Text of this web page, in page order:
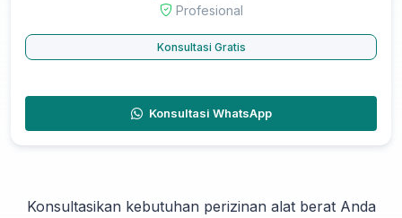
Profesional
Konsultasi Gratis
Konsultasi WhatsApp
Konsultasikan kebutuhan perizinan alat berat Anda